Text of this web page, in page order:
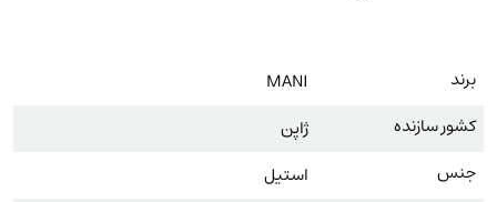
برند
MANI
کشور سازنده
ژاپن
جنس
استیل